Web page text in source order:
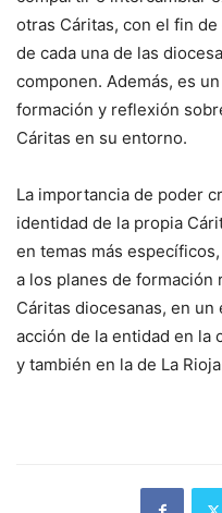
otras Cáritas, con el fin
de cada una de las
componen. Además, es
formación y reflexión
Cáritas en su entorno.
La importancia de poder
identidad de la propia
en temas más
a los planes de formación
Cáritas diocesanas, en
acción de la entidad en la
y también en la de La